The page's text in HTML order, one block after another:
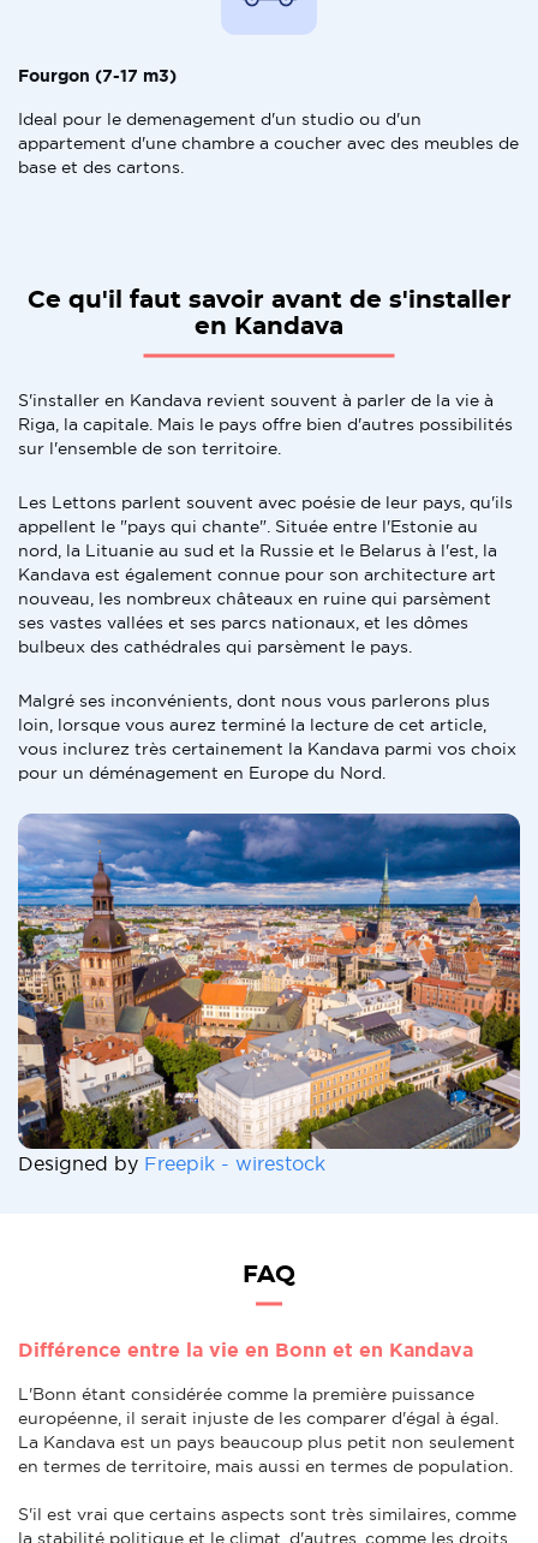
Fourgon (7-17 m3)
Ideal pour le demenagement d'un studio ou d'un
appartement d'une chambre a coucher avec des meubles de
base et des cartons.
Ce qu'il faut savoir avant de s'installer
en Kandava
S'installer en Kandava revient souvent à parler de la vie à
Riga, la capitale. Mais le pays offre bien d'autres possibilités
sur l'ensemble de son territoire.
Les Lettons parlent souvent avec poésie de leur pays, qu'ils
appellent le "pays qui chante". Située entre l'Estonie au
nord, la Lituanie au sud et la Russie et le Belarus à l'est, la
Kandava est également connue pour son architecture art
nouveau, les nombreux châteaux en ruine qui parsèment
ses vastes vallées et ses parcs nationaux, et les dômes
bulbeux des cathédrales qui parsèment le pays.
Malgré ses inconvénients, dont nous vous parlerons plus
loin, lorsque vous aurez terminé la lecture de cet article,
vous inclurez très certainement la Kandava parmi vos choix
pour un déménagement en Europe du Nord.
Designed by Freepik - wirestock
FAQ
Différence entre la vie en Bonn et en Kandava
L'Bonn étant considérée comme la première puissance
européenne, il serait injuste de les comparer d'égal à égal.
La Kandava est un pays beaucoup plus petit non seulement
en termes de territoire, mais aussi en termes de population.
S'il est vrai que certains aspects sont très similaires, comme
la stabilité politique et le climat, d'autres, comme les droits